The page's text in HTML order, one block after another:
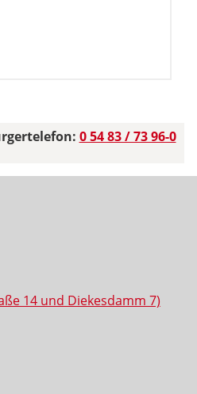
0 54 83 / 73 96-0
14 und Diekesdamm 7)